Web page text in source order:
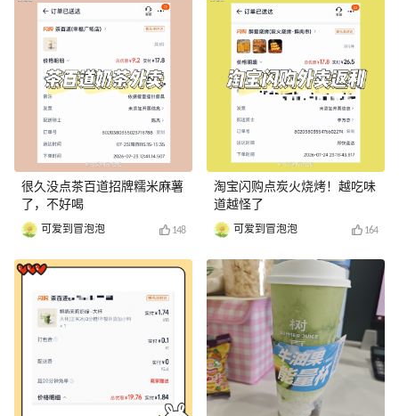
很久没点茶百道招牌糯米麻薯
了，不好喝
可爱到冒泡泡 148
淘宝闪购点炭火烧烤！越吃味
道越怪了
可爱到冒泡泡 164